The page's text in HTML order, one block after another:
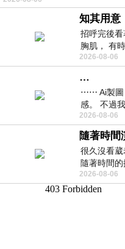
知其用意
招呼完後
胸肌， 有
視線不對齊
2026-08-06
…
⋯⋯ Ai製圖
感。 不過
昨中
2026-08-06
隨著時間
很久沒看
隨著時間
接近的不要
2026-08-06